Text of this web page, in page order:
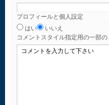
プロフィールと個人設定
はい
いいえ
コメント スタイル指定用の一部の